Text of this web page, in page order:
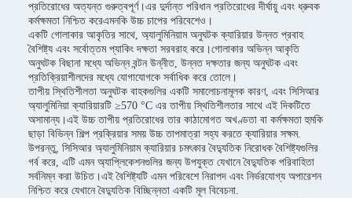
প্রতিরোধের অত্যন্ত গুরুত্বপূর্ণ।এর দুর্দান্ত পরিধান প্রতিরোধের দীর্ঘায়ু এবং ধ্রুবক
কর্মক্ষমতা নিশ্চিত করেএমনকি উচ্চ চাপের পরিবেশেও।
একটি গোলাকার আকৃতির সাথে, অ্যালুমিনিয়াম অনুঘটক ক্যারিয়ার উন্নত প্রবাহ
বৈশিষ্ট্য এবং সর্বোত্তম প্যাকিং দক্ষতা সরবরাহ করে।গোলাকার অভিন্ন আকৃতি
অনুঘটক বিছানা মধ্যে অভিন্ন বন্টন উন্নীত, উন্নত দক্ষতার জন্য অনুঘটক এবং
প্রতিক্রিয়াশীলদের মধ্যে যোগাযোগকে সর্বাধিক করে তোলে।
তাপীয় স্থিতিশীলতা অনুঘটক বাহকগুলির একটি সমালোচনামূলক কারণ, এবং সিসিআর
অ্যালুমিনিয়া ক্যারিয়ারটি ≥570 °C এর তাপীয় স্থিতিশীলতার সাথে এই দিকটিতে
অসামান্য।এই উচ্চ তাপীয় প্রতিরোধের তার কাঠামোগত অখণ্ডতা বা কর্মক্ষমতা হুমকি
ছাড়া বিভিন্ন শিল্প প্রক্রিয়ার সময় উচ্চ তাপমাত্রা সহ্য করতে ক্যারিয়ার সক্ষম.
উপরন্তু, সিসিআর অ্যালুমিনিয়াম ক্যারিয়ার চমৎকার বৈদ্যুতিক নিরোধক বৈশিষ্ট্যগুলির
গর্ব করে, এটি এমন অ্যাপ্লিকেশনগুলির জন্য উপযুক্ত যেখানে বৈদ্যুতিক পরিবাহিতা
সর্বনিম্ন করা উচিত।এই বৈশিষ্ট্যটি এমন পরিবেশে নিরাপদ এবং নির্ভরযোগ্য অপারেশন
নিশ্চিত করে যেখানে বৈদ্যুতিক বিচ্ছিন্নতা একটি মূল বিবেচনা.